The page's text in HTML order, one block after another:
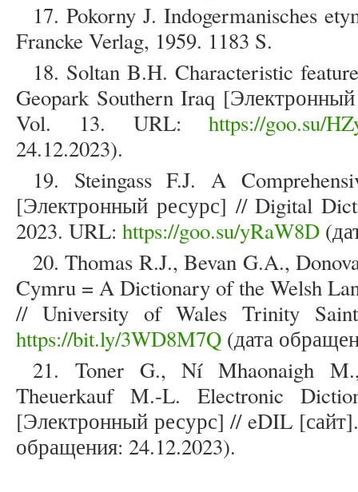
17. Pokorny J. Indogermanisches
Francke Verlag, 1959. 1183 S.
18. Soltan B.H. Characteristic
Geopark Southern Iraq
Vol. 13. URL:https://goo.su/
24.12.2023).
19. Steingass F.J. A
[Электронный ресурс] // Digital
2023. URL: https://goo.su/yRaW8D
20. Thomas R.J., Bevan G.A.,
Cymru = A Dictionary of the Welsh
// University of Wales Trinity
https://bit.ly/3WD8M7Q (дата
21. Toner G., Ní Mhaonaigh
Theuerkauf M.-L. Electronic
[Электронный ресурс] // eDIL
обращения: 24.12.2023).